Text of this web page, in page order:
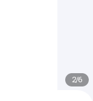
2/6